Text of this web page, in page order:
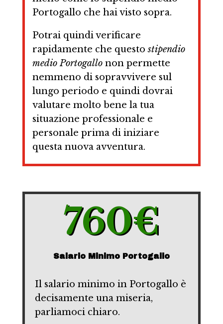
Portogallo che hai visto sopra.
Potrai quindi verificare
rapidamente che questostipendio
medio Portogallonon permette
nemmeno di sopravvivere sul
lungo periodo e quindi dovrai
valutare molto bene la tua
situazione professionale e
personale prima di iniziare
questa nuova avventura.
760€
Salario Minimo Portogallo
Il salario minimo in Portogallo è
decisamente una miseria,
parliamoci chiaro.